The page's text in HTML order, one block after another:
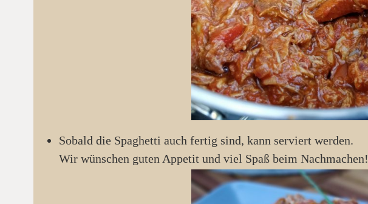
Sobald die Spaghetti auch fertig sind, kann serviert werden.
Wir wünschen guten Appetit und viel Spaß beim Nachmachen!